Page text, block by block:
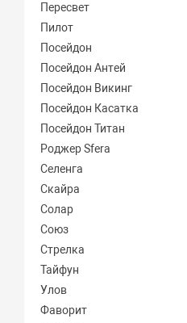
Пересвет
Пилот
Посейдон
Посейдон Антей
Посейдон Викинг
Посейдон Касатка
Посейдон Титан
Роджер Sfera
Селенга
Скайра
Солар
Союз
Стрелка
Тайфун
Улов
Фаворит